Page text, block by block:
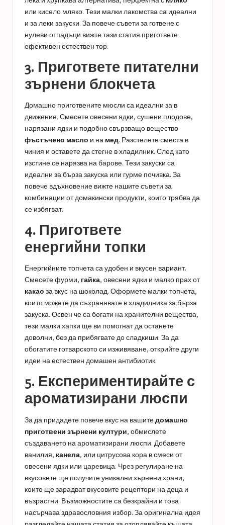
или кисело мляко. Тези малки лакомства са идеални
и за леки закуски. За повече съвети за готвене с
нулеви отпадъци вижте тази статия пригответе
ефективен естествен тор.
3. Пригответе питателни
зърнени блокчета
Домашно приготвените мюсли са идеални за в
движение. Смесете овесени ядки, сушени плодове,
нарязани ядки и подобно свързващо вещество
фъстъчено масло и на мед. Разстелете сместа в
чиния и оставете да стегне в хладилник. След като
изстине се нарязва на барове. Тези закуски са
идеални за бърза закуска или гурме почивка. За
повече вдъхновение вижте нашите съвети за
комбинации от домакински продукти, които трябва да
се избягват.
4. Пригответе
енергийни топки
Енергийните топчета са удобен и вкусен вариант.
Смесете фурми, гайка, овесени ядки и малко прах от
какао за вкус на шоколад. Оформете малки топчета,
които можете да съхранявате в хладилника за бърза
закуска. Освен че са богати на хранителни вещества,
тези малки хапки ще ви помогнат да останете
доволни, без да прибягвате до сладкиши. За да
обогатите готварското си изживяване, открийте други
идеи наестествен домашен антибиотик.
5. Експериментирайте с
ароматизирани люспи
За да придадете повече вкус на вашитедомашно
приготвени зърнени култури, обмислете
създаването на ароматизирани люспи. Добавете
ванилия, канела, или цитрусова кора в смеси от
овесени ядки или царевица. Чрез регулиране на
вкусовете ще получите уникални зърнени храни,
които ще зарадват вкусовите рецептори на деца и
възрастни. Възможностите са безкрайни и това
насърчава здравословния избор. За оригинална идея